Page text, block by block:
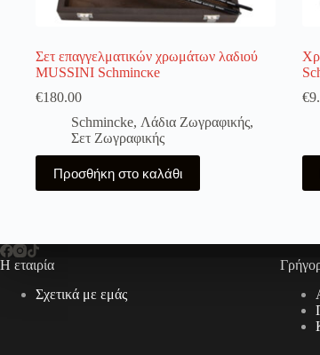
Σετ επαγγελματικών χρωμάτων λαδιού
MUSSINI Schmincκe
€180.00
Schmincke, Λάδια Ζωγραφικής,
Σετ Ζωγραφικής
Προσθήκη στο καλάθι
€
να
Η εταιρία
Σχετικά με εμάς